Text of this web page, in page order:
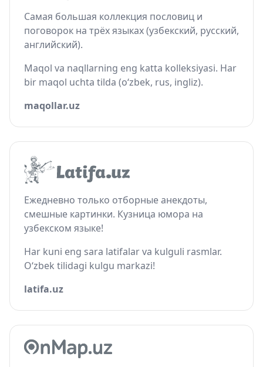
Самая большая коллекция пословиц и
поговорок на трёх языках (узбекский, русский,
английский).
Maqol va naqllarning eng katta kolleksiyasi. Har
bir maqol uchta tilda (o‘zbek, rus, ingliz).
maqollar.uz
Ежедневно только отборные анекдоты,
смешные картинки. Кузница юмора на
узбекском языке!
Har kuni eng sara latifalar va kulguli rasmlar.
O‘zbek tilidagi kulgu markazi!
latifa.uz